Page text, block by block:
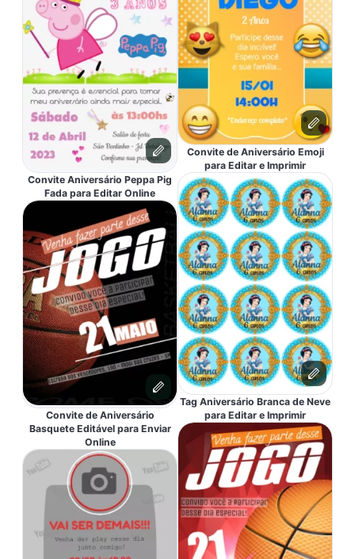
Convite Aniversário Peppa Pig
Fada para Editar Online
Convite de Aniversário
Basquete Editável para Enviar
Online
Convite de Aniversário Emoji
para Editar e Imprimir
Tag Aniversário Branca de Neve
para Editar e Imprimir